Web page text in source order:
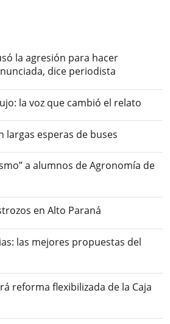
la agresión para hacer
dice periodista
la voz que cambió el relato
largas esperas de buses
a alumnos de Agronomía de
en Alto Paraná
las mejores propuestas del
reforma flexibilizada de la Caja